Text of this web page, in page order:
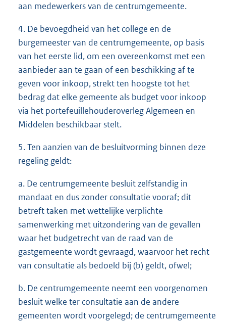
aan medewerkers van de centrumgemeente.
4. De bevoegdheid van het college en de
burgemeester van de centrumgemeente, op basis
van het eerste lid, om een overeenkomst met een
aanbieder aan te gaan of een beschikking af te
geven voor inkoop, strekt ten hoogste tot het
bedrag dat elke gemeente als budget voor inkoop
via het portefeuillehouderoverleg Algemeen en
Middelen beschikbaar stelt.
5. Ten aanzien van de besluitvorming binnen deze
regeling geldt:
a. De centrumgemeente besluit zelfstandig in
mandaat en dus zonder consultatie vooraf; dit
betreft taken met wettelijke verplichte
samenwerking met uitzondering van de gevallen
waar het budgetrecht van de raad van de
gastgemeente wordt gevraagd, waarvoor het recht
van consultatie als bedoeld bij (b) geldt, ofwel;
b. De centrumgemeente neemt een voorgenomen
besluit welke ter consultatie aan de andere
gemeenten wordt voorgelegd; de centrumgemeente